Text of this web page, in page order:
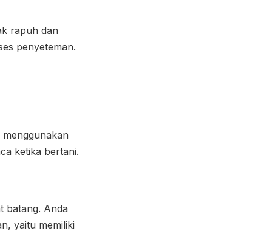
rapuh dan
penyeteman.
ketika bertani.
batang. Anda
yaitu memiliki